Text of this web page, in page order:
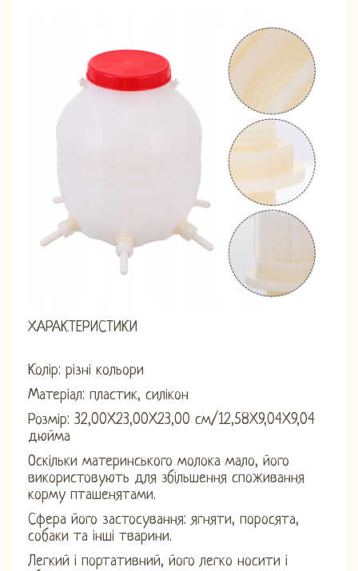
ХАРАКТЕРИСТИКИ
Колір: різні кольори
Матеріал: пластик, силікон
Розмір: 32,00X23,00X23,00 см/12,58X9,04X9,04
дюйма
Оскільки материнського молока мало, його
використовують для збільшення споживання
корму пташенятами.
Сфера його застосування: ягняти, поросята,
собаки та інші тварини.
Легкий і портативний, його легко носити і